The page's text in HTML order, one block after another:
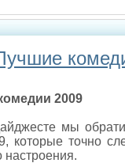
2009
мы
которые точно
настроения.